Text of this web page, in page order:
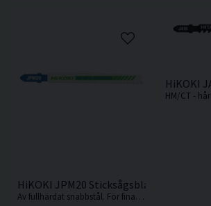
HiKOKI JPM20 Sticksågsblad Metall
Av fullhärdat snabbstål. För fina, raka splitterfria, snabba, medelgrova till grova snitt i hårdare material som trä med spik, metall, aluminium och i
HiKOKI